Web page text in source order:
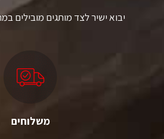
יבוא ישיר לצד מותגים מובילים
משלוחים